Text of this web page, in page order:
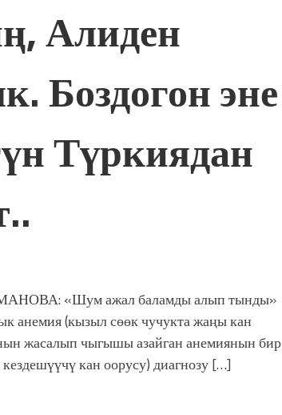
Алиден
Боздогон эне
Түркиядан
«Шум ажал баламды алып тынды»
анемия (кызыл сөөк чучукта жаңы кан
жасалып чыгышы азайган анемиянын бир
кездешүүчү кан оорусу) диагнозу […]